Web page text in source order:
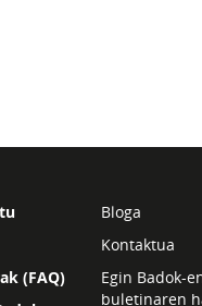
(FAQ)
Bloga
Kontaktua
Egin Badok-
buletinaren